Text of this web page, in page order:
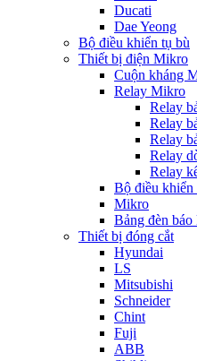
Ducati
Dae Yeong
Bộ điều khiển tụ bù
Thiết bị điện Mikro
Cuộn kháng
Relay Mikro
Relay
Relay
Relay
Relay
Relay
Bộ điều
Mikro
Bảng đèn
Thiết bị đóng cắt
Hyundai
LS
Mitsubishi
Schneider
Chint
Fuji
ABB